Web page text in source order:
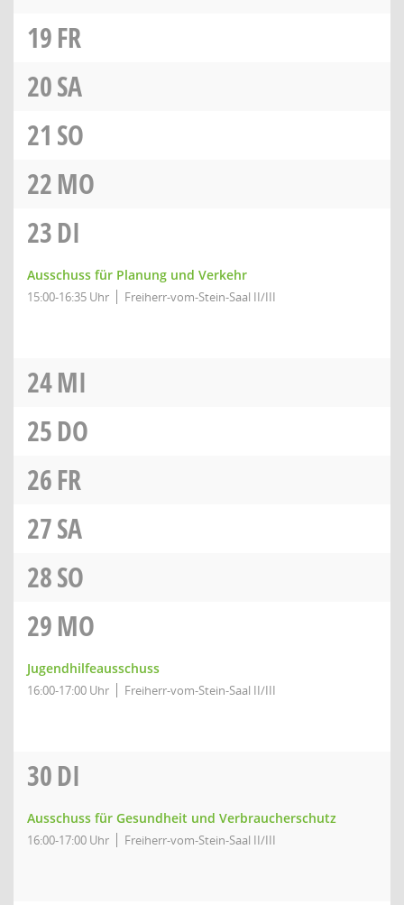
19FR
20SA
21 SO
22MO
23DI
Ausschuss für Planung und Verkehr
15:00-16:35 Uhr Freiherr-vom-Stein-Saal II/III
24MI
25DO
26FR
27SA
28SO
29MO
Jugendhilfeausschuss
16:00-17:00 Uhr Freiherr-vom-Stein-Saal II/III
30DI
Ausschuss für Gesundheit und Verbraucherschutz
16:00-17:00 Uhr Freiherr-vom-Stein-Saal II/III